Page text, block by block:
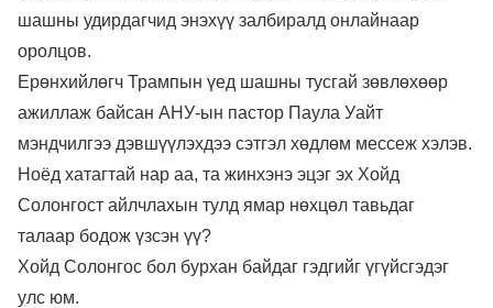
шашны удирдагчид энэхүү залбиралд онлайнаар
оролцов.
Ерөнхийлөгч Трампын үед шашны тусгай зөвлөхөөр
ажиллаж байсан АНУ-ын пастор Паула Уайт
мэндчилгээ дэвшүүлэхдээ сэтгэл хөдлөм мессеж хэлэв.
Ноёд хатагтай нар аа, та жинхэнэ эцэг эх Хойд
Солонгост айлчлахын тулд ямар нөхцөл тавьдаг
талаар бодож үзсэн үү?
Хойд Солонгос бол бурхан байдаг гэдгийг үгүйсгэдэг
улс юм.